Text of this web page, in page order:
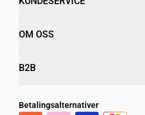
OM OSS
B2B
Betalingsalternativer